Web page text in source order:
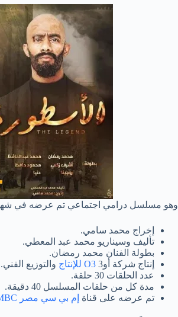
وهو مسلسل درامي اجتماعي تم عرضه في شهر
إخراج محمد سامي.
تأليف وسيناريو محمد عبد المعطي.
بطولة الفنان محمد رمضان.
إنتاج شركة أو3
O3 للإنتاج
والتوزيع الفني.
عدد الحلقات 30 حلقة.
مدة كل من حلقات المسلسل 40 دقيقة.
تم عرضه على قناة إم بي سي مصر MBC